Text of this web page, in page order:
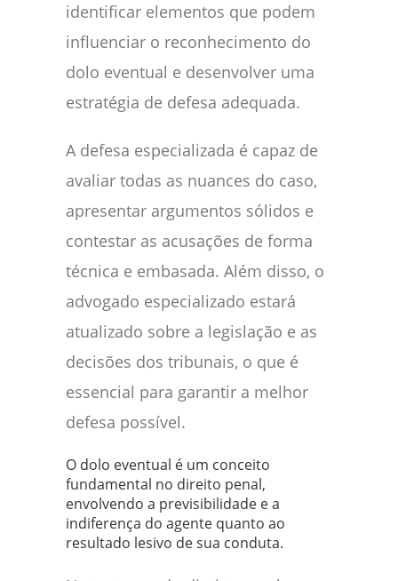
identificar elementos que podem
influenciar o reconhecimento do
dolo eventual e desenvolver uma
estratégia de defesa adequada.
A defesa especializada é capaz de
avaliar todas as nuances do caso,
apresentar argumentos sólidos e
contestar as acusações de forma
técnica e embasada. Além disso, o
advogado especializado estará
atualizado sobre a legislação e as
decisões dos tribunais, o que é
essencial para garantir a melhor
defesa possível.
O dolo eventual é um conceito
fundamental no direito penal,
envolvendo a previsibilidade e a
indiferença do agente quanto ao
resultado lesivo de sua conduta.